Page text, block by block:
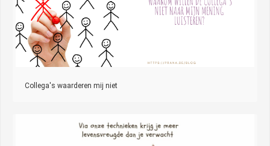
Collega's waarderen mij niet